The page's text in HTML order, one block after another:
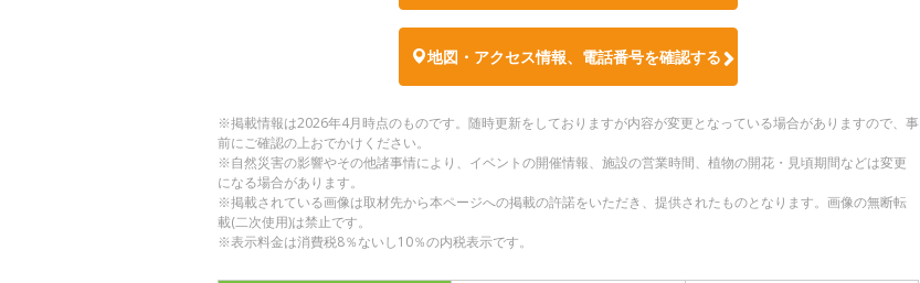
地図・アクセス情報、電話番号を確認する
※掲載情報は2026年4月時点のものです。随時更新をしておりますが内容が変更となっている場合がありますので、事
前にご確認の上おでかけください。
※自然災害の影響やその他諸事情により、イベントの開催情報、施設の営業時間、植物の開花・見頃期間などは変更
になる場合があります。
※掲載されている画像は取材先から本ページへの掲載の許諾をいただき、提供されたものとなります。画像の無断転
載(二次使用)は禁止です。
※表示料金は消費税8％ないし10％の内税表示です。